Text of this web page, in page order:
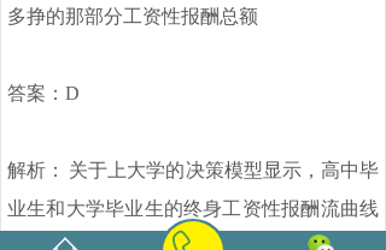
多挣的那部分工资性报酬总额
答案： D
解析：
关于上大学的决策模型显示，高中毕
业生和大学毕业生的终身工资性报酬流曲线